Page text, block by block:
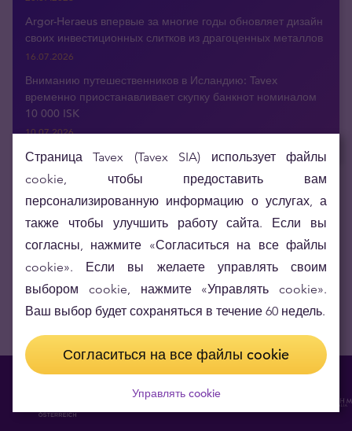
Argor-Heraeus впервые за многие годы обновляет дизайн
своих инвестиционных слитков из драгоценных металлов
16.07.2026
Вниманию путешественников в Исландию: Tavex
временно приостанавливает скупку банкнот номиналом
10 000 ISK
10.07.2026
Получайте актуальные новости по э-почте
Страница Tavex (Tavex SIA) использует файлы
cookie, чтобы предоставить вам
персонализированную информацию о услугах, а
также чтобы улучшить работу сайта. Если вы
согласны, нажмите «Согласиться на все файлы
cookie». Если вы желаете управлять своим
выбором cookie, нажмите «Управлять cookie».
Ваш выбор будет сохраняться в течение 60 недель.
Согласиться на все файлы cookie
Управлять cookie